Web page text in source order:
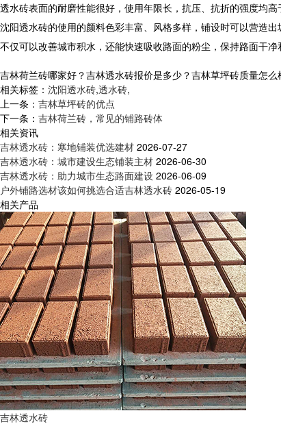
透水砖表面的耐磨性能很好，使用年限长，抗压、抗折的强度均高
沈阳透水砖的使用的颜料色彩丰富、风格多样，铺设时可以营造
不仅可以改善城市积水，还能快速吸收路面的粉尘，保持路面干
吉林荷兰砖哪家好？吉林透水砖报价是多少？吉林草坪砖质量怎
相关标签： 沈阳透水砖,透水砖,
上一条： 吉林草坪砖的优点
下一条： 吉林荷兰砖，常见的铺路砖体
相关资讯
吉林透水砖：寒地铺装优选建材 2026-07-27
吉林透水砖：城市建设生态铺装主材 2026-06-30
吉林透水砖：助力城市生态路面建设 2026-06-09
户外铺路选材该如何挑选合适吉林透水砖 2026-05-19
相关产品
吉林透水砖